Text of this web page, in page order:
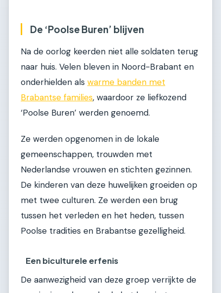
De ‘Poolse Buren’ blijven
Na de oorlog keerden niet alle soldaten terug
naar huis. Velen bleven in Noord-Brabant en
onderhielden als warme banden met
Brabantse families, waardoor ze liefkozend
‘Poolse Buren’ werden genoemd.
Ze werden opgenomen in de lokale
gemeenschappen, trouwden met
Nederlandse vrouwen en stichten gezinnen.
De kinderen van deze huwelijken groeiden op
met twee culturen. Ze werden een brug
tussen het verleden en het heden, tussen
Poolse tradities en Brabantse gezelligheid.
Een biculturele erfenis
De aanwezigheid van deze groep verrijkte de